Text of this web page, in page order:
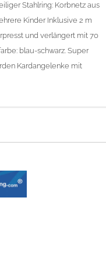
Stahlring: Korbnetz aus
Kinder Inklusive 2 m
und verlängert mit 70
blau-schwarz. Super
Kardangelenke mit